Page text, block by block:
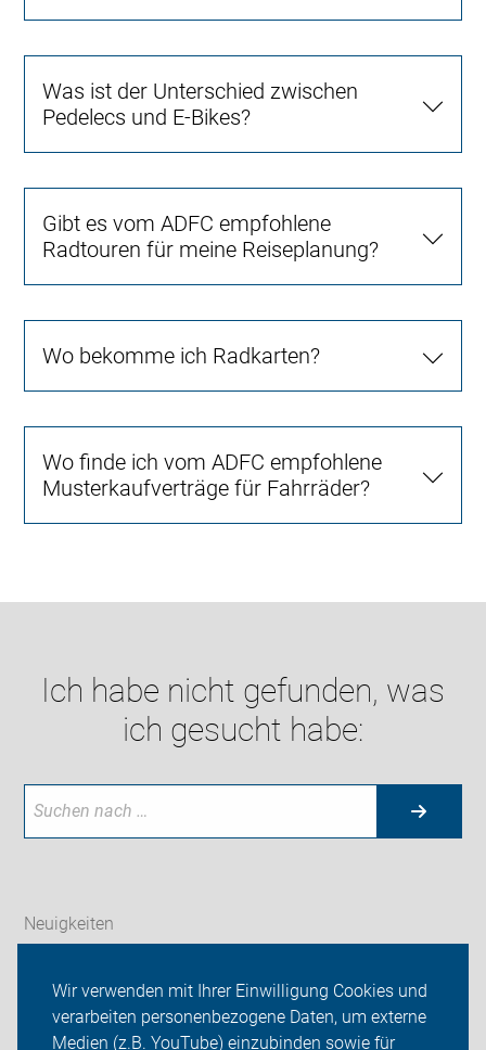
Wir verwenden mit Ihrer Einwilligung Cookies und
verarbeiten personenbezogene Daten, um externe
Medien (z.B. YouTube) einzubinden sowie für
Was ist der Unterschied zwischen
Pedelecs und E-Bikes?
Gibt es vom ADFC empfohlene
Radtouren für meine Reiseplanung?
Wo bekomme ich Radkarten?
Wo finde ich vom ADFC empfohlene
Musterkaufverträge für Fahrräder?
Ich habe nicht gefunden, was
ich gesucht habe:
Neuigkeiten
Radtouren und Termine